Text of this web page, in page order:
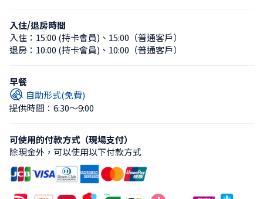
入住/退房時間
入住： 15:00 (持卡會員) 、 15:00（普通客戶）
退房： 10:00 (持卡會員) 、 10:00（普通客戶）
早餐
自助形式(免費)
提供時間：6:30〜9:00
可使用的付款方式（現場支付）
除現金外，可以使用以下付款方式